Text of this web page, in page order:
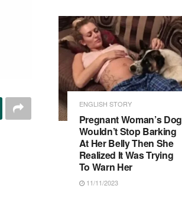
ENGLISH STORY
Pregnant Woman’s Dog
Wouldn’t Stop Barking
At Her Belly Then She
Realized It Was Trying
To Warn Her
11/11/2023